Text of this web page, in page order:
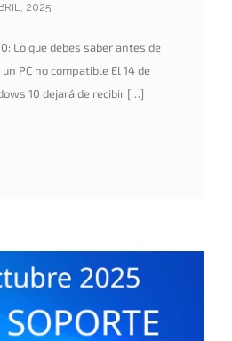
2025
Lo que debes saber antes de
PC no compatible El 14 de
10 dejará de recibir […]